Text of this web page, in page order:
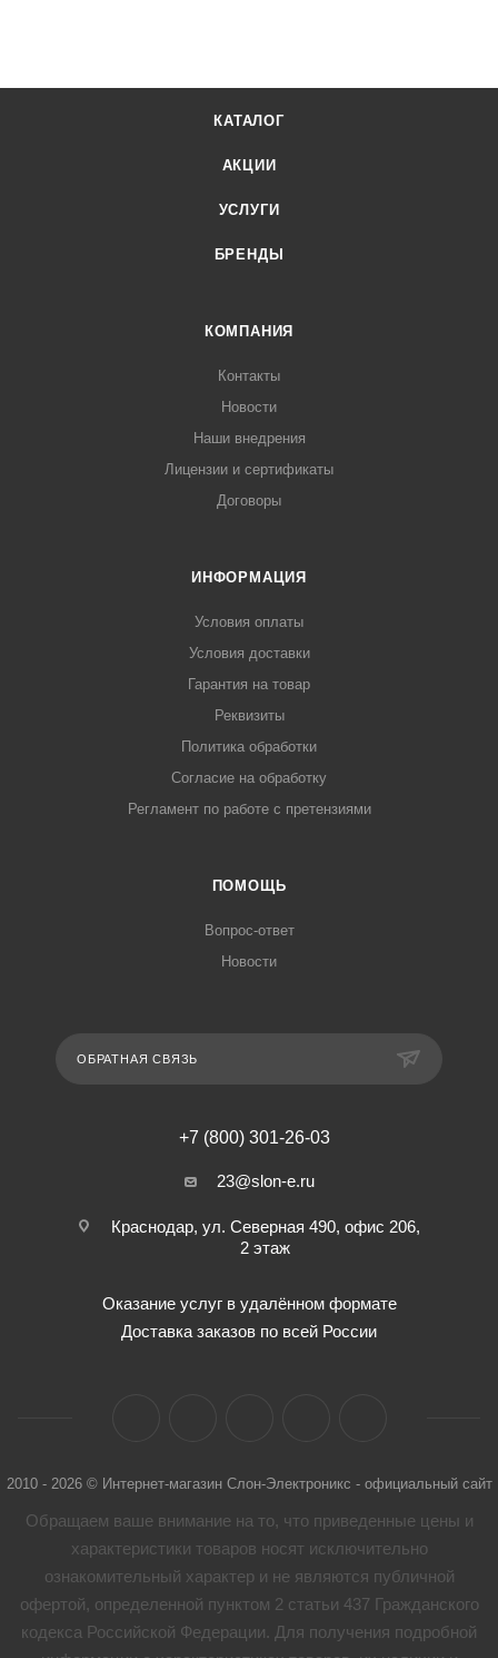
КАТАЛОГ
АКЦИИ
УСЛУГИ
БРЕНДЫ
КОМПАНИЯ
Контакты
Новости
Наши внедрения
Лицензии и сертификаты
Договоры
ИНФОРМАЦИЯ
Условия оплаты
Условия доставки
Гарантия на товар
Реквизиты
Политика обработки
Согласие на обработку
Регламент по работе с претензиями
ПОМОЩЬ
Вопрос-ответ
Новости
ОБРАТНАЯ СВЯЗЬ
+7 (800) 301-26-03
23@slon-e.ru
Краснодар, ул. Северная 490, офис 206,
2 этаж
Оказание услуг в удалённом формате
Доставка заказов по всей России
2010 - 2026 © Интернет-магазин Слон-Электроникс - официальный сайт
Обращаем ваше внимание на то, что приведенные цены и
характеристики товaров носят исключительно
ознакомительный характер и не являются публичной
офертой, определенной пунктом 2 статьи 437 Гражданского
кодекса Российской Федерации. Для получения подробной